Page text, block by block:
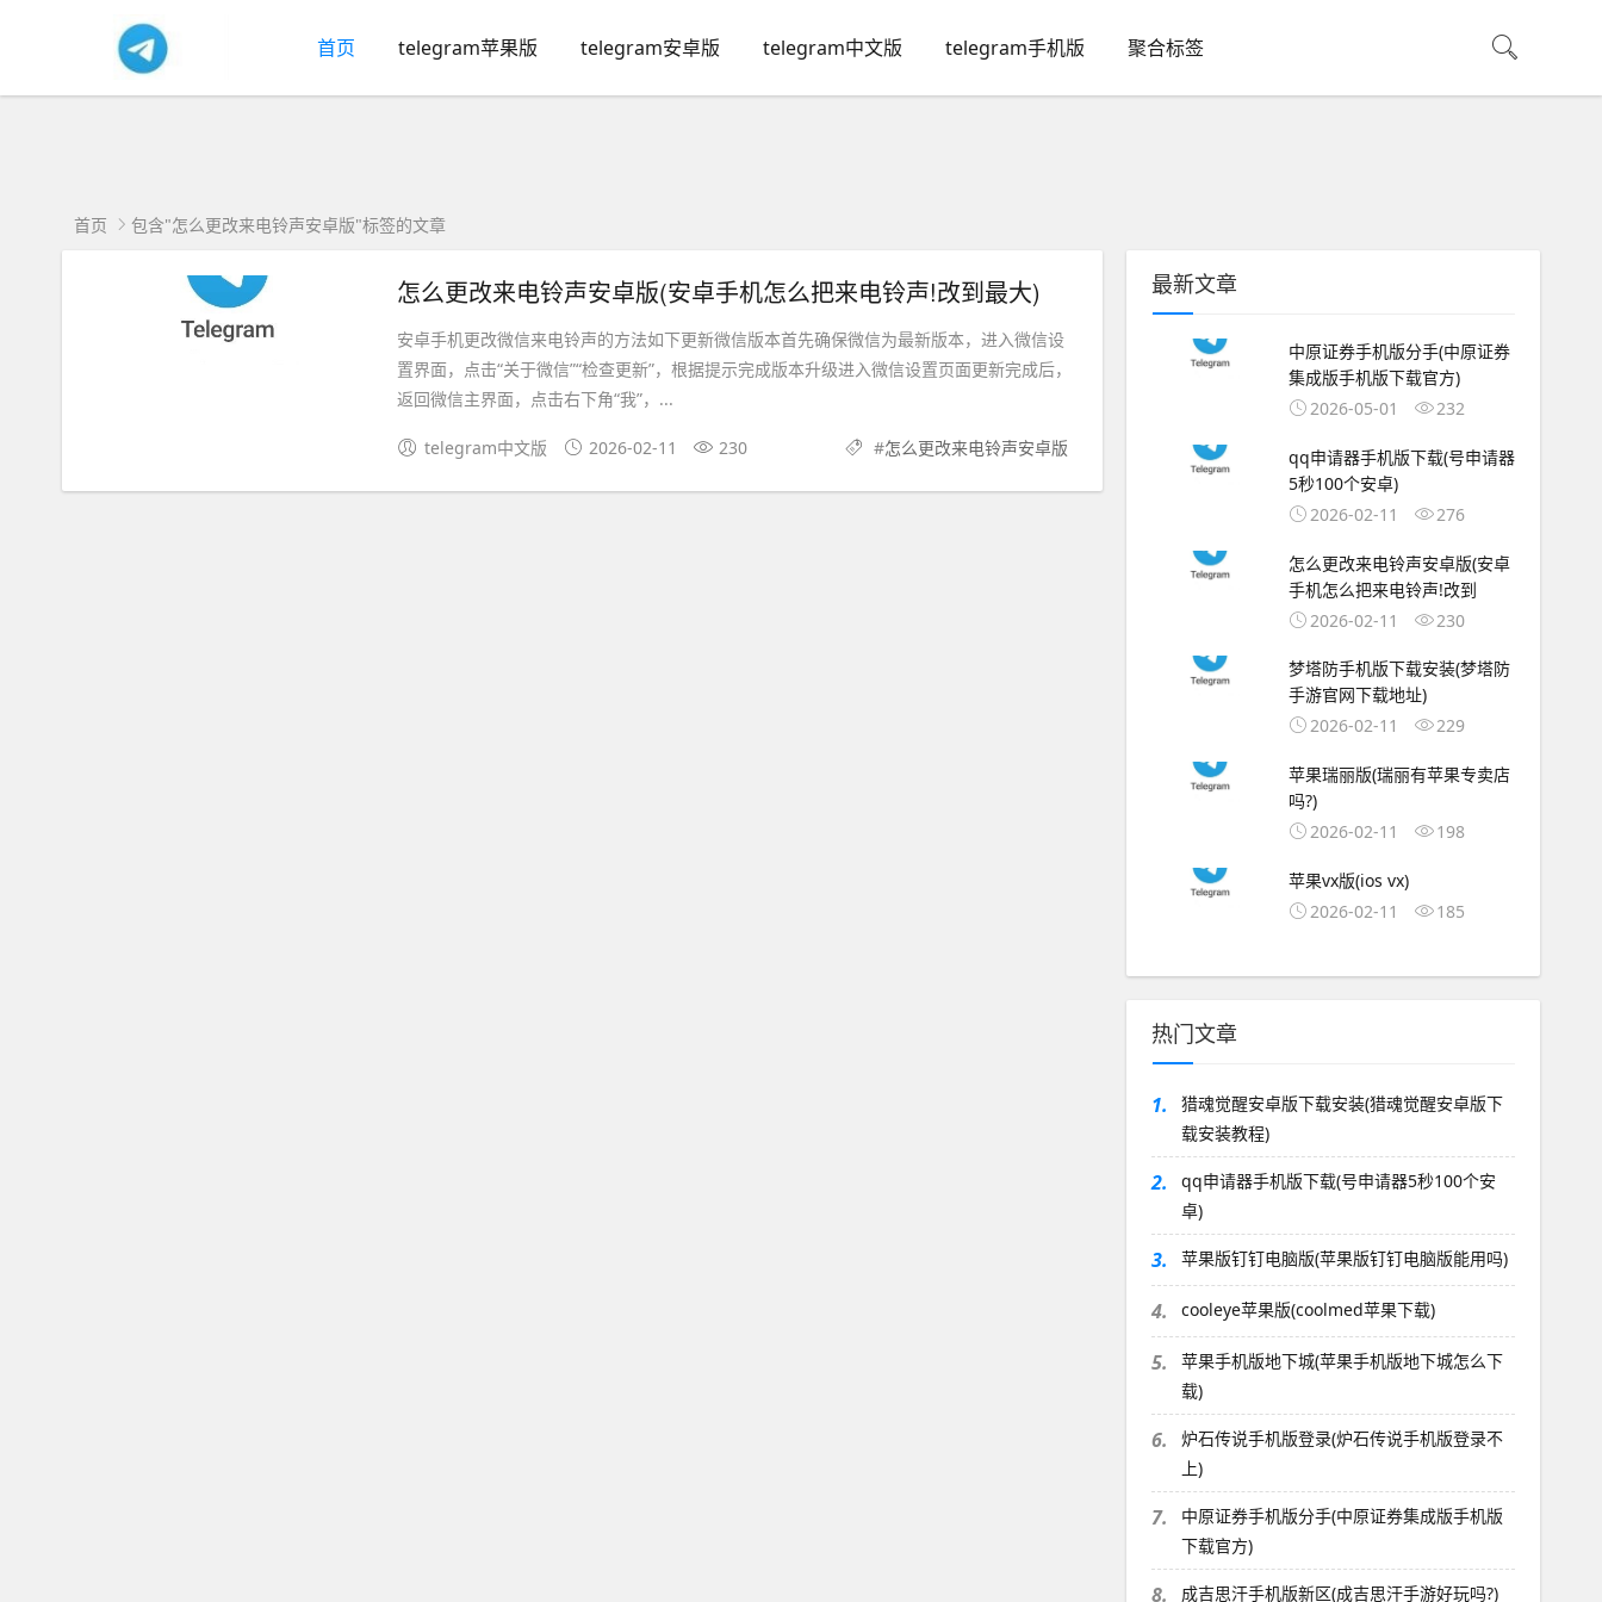
首页 telegram苹果版 telegram安卓版 telegram中文版 telegram手机版 聚合标签
首页 包含"怎么更改来电铃声安卓版"标签的文章
怎么更改来电铃声安卓版(安卓手机怎么把来电铃声!改到最大)
安卓手机更改微信来电铃声的方法如下更新微信版本首先确保微信为最新版本，进入微信设
置界面，点击“关于微信”“检查更新”，根据提示完成版本升级进入微信设置页面更新完成后，
返回微信主界面，点击右下角“我”，...
telegram中文版 2026-02-11 230 #怎么更改来电铃声安卓版
最新文章
中原证券手机版分手(中原证券
集成版手机版下载官方)
2026-05-01
232
qq申请器手机版下载(号申请器
5秒100个安卓)
2026-02-11
276
怎么更改来电铃声安卓版(安卓
手机怎么把来电铃声!改到
2026-02-11
230
梦塔防手机版下载安装(梦塔防
手游官网下载地址)
2026-02-11
229
苹果瑞丽版(瑞丽有苹果专卖店
吗?)
2026-02-11
198
苹果vx版(ios vx)
2026-02-11
185
热门文章
1.
猎魂觉醒安卓版下载安装(猎魂觉醒安卓版下
载安装教程)
2.
qq申请器手机版下载(号申请器5秒100个安
卓)
3. 苹果版钉钉电脑版(苹果版钉钉电脑版能用吗)
4. cooleye苹果版(coolmed苹果下载)
5.
苹果手机版地下城(苹果手机版地下城怎么下
载)
6.
炉石传说手机版登录(炉石传说手机版登录不
上)
7.
中原证券手机版分手(中原证券集成版手机版
下载官方)
8. 成吉思汗手机版新区(成吉思汗手游好玩吗?)